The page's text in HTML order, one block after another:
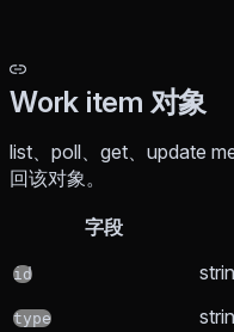
Work item 对象
list、poll、get、update
回该对象。
字段
id
type